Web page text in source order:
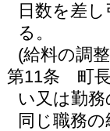
日数を差
る。
(給料の調
第11条
町
い又は勤
同じ職務